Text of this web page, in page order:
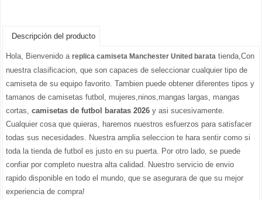
Descripción del producto
Hola, Bienvenido a replica camiseta Manchester United barata tienda,Con
nuestra clasificacion, que son capaces de seleccionar cualquier tipo de
camiseta de su equipo favorito. Tambien puede obtener diferentes tipos y
tamanos de camisetas futbol, mujeres,ninos,mangas largas, mangas
cortas, camisetas de futbol baratas 2026 y asi sucesivamente.
Cualquier cosa que quieras, haremos nuestros esfuerzos para satisfacer
todas sus necesidades. Nuestra amplia seleccion te hara sentir como si
toda la tienda de futbol es justo en su puerta. Por otro lado, se puede
confiar por completo nuestra alta calidad. Nuestro servicio de envio
rapido disponible en todo el mundo, que se asegurara de que su mejor
experiencia de compra!